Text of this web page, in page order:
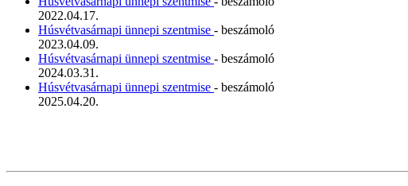
2022.04.17.
Húsvétvasárnapi ünnepi szentmise - beszámoló
2023.04.09.
Húsvétvasárnapi ünnepi szentmise - beszámoló
2024.03.31.
Húsvétvasárnapi ünnepi szentmise - beszámoló
2025.04.20.